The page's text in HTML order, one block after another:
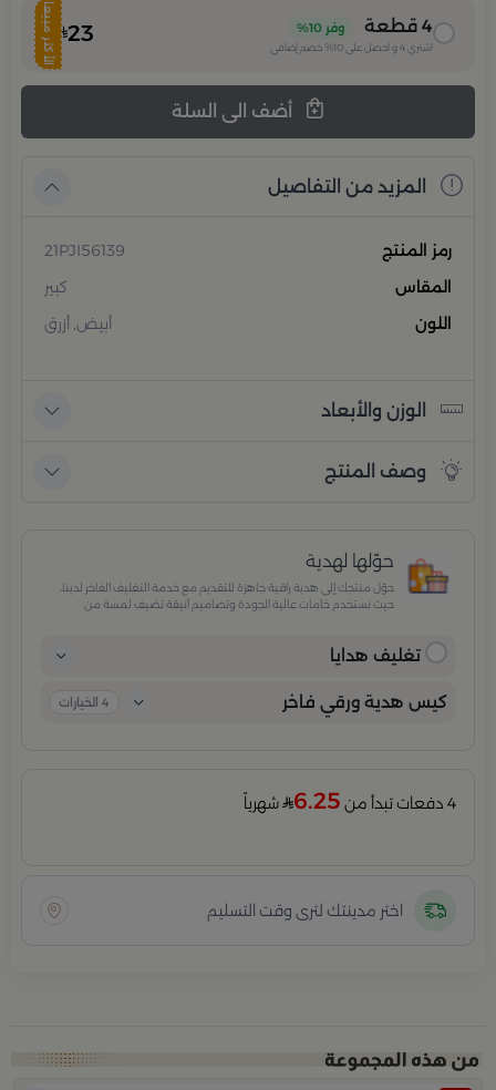
الأكثر مبيعا 4 قطعة وفر 10%
اشتري 4و احصل على 10% خصم إضافي 23
المزيد من التفاصيل
رمز المنتج
21PJI56139
المقاس
كبير
اللون
أبيض, أزرق
الوزن والأبعاد
وصف المنتج
حوّلها لهدية
حوّل منتجك إلى هدية راقية جاهزة للتقديم مع خدمة التغليف الفاخر لدينا،
حيث نستخدم خامات عالية الجودة وتصاميم أنيقة تضيف لمسة من
تغليف هدايا
كيس هدية ورقي فاخر 4 الخيارات
4 دفعات تبدأ من 6.25 شهرياً
اختر مدينتك لترى وقت التسليم